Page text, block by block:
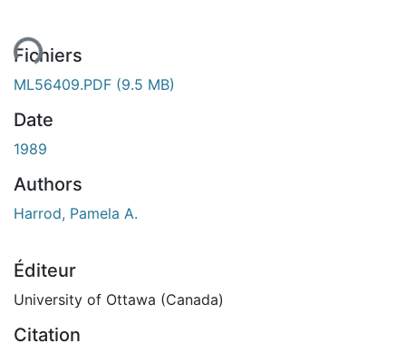
Fichiers
ML56409.PDF (9.5 MB)
Date
1989
Authors
Harrod, Pamela A.
Éditeur
University of Ottawa (Canada)
Citation